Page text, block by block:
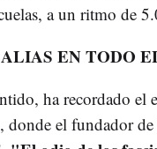
a un ritmo de
EN TODO
ha recordado
donde el fundador